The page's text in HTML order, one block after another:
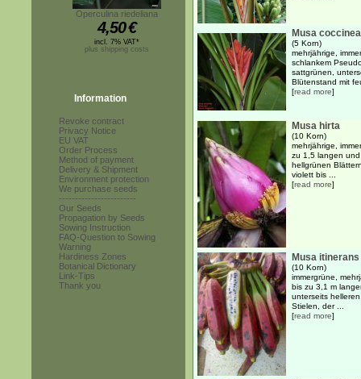
Operculina riedeliana
4,50€
incl. 7% VAT*
plus shipping costs
Information
Revoke contract
Privacy Notice
EU VAT
Order Process
Method of payment
Delivery & Shipment
Environment protection
We purchase seeds
------------------------
Our Seeds
Propagation by Seeds
Sowing Instruction
FAQ-Question to Sowing
Warning
Hardiness Zones
Botanical Dictionary
Link-Tips
Thank you
Musa coccinea
(5 Korn)
mehrjährige,
schlankem
sattgrünen,
Blütenstand mit
[read more]
Musa hirta
(10 Korn)
mehrjährige,
zu 1,5 langen
hellgrünen
violett bis ...
[read more]
Musa
(10 Korn)
immergrüne,
bis zu 3,1 m
unterseits
Stielen, der ...
[read more]